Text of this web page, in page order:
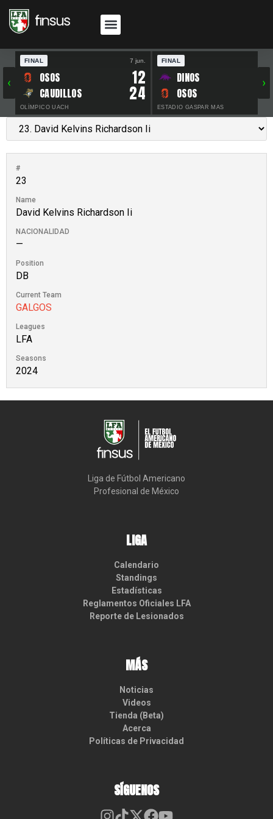
‹
FINAL 7 jun.
OSOS 12
CAUDILLOS 24
OLÍMPICO UACH
FINAL
DINOS
OSOS
ESTADIO GASPAR MAS
›
#
23
Name
David Kelvins Richardson Ii
NACIONALIDAD
—
Position
DB
Current Team
GALGOS
Leagues
LFA
Seasons
2024
Liga de Fútbol Americano
Profesional de México
LIGA
Calendario
Standings
Estadísticas
Reglamentos Oficiales LFA
Reporte de Lesionados
MÁS
Noticias
Videos
Tienda (Beta)
Acerca
Políticas de Privacidad
SÍGUENOS